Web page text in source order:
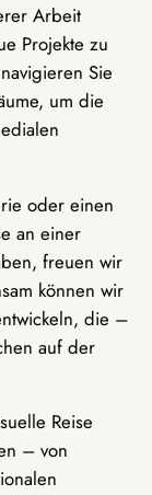
Arbeit
Projekte zu
Sie
um die
oder einen
an einer
freuen wir
können wir
die –
auf der
Reise
– von